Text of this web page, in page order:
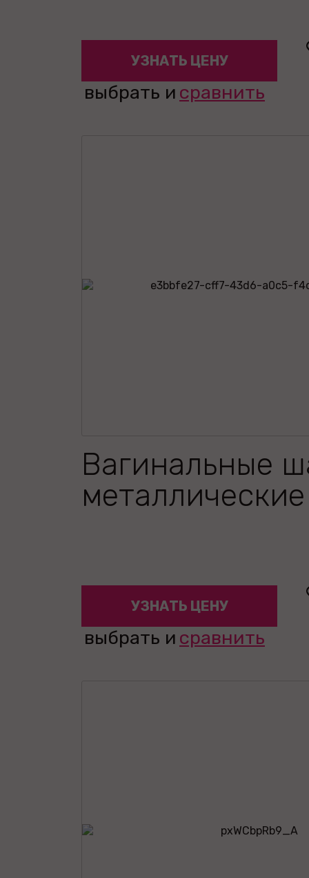
УЗНАТЬ ЦЕНУ
выбрать и сравнить
Вагинальные
УЗНАТЬ ЦЕНУ
выбрать и сравнить